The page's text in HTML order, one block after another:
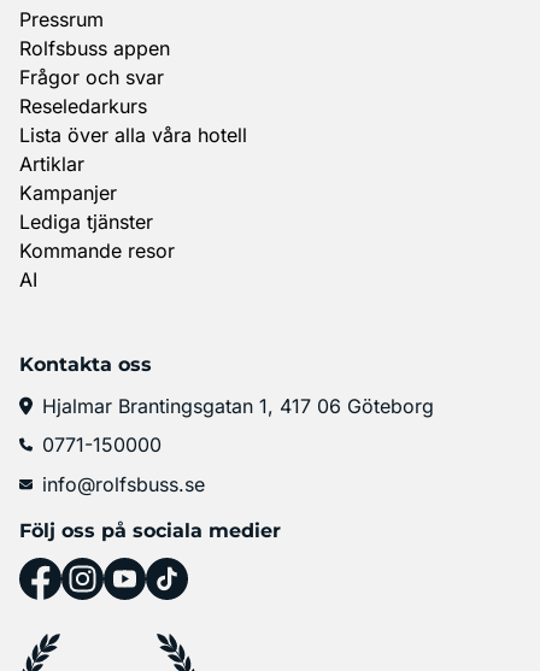
Pressrum
Rolfsbuss appen
Frågor och svar
Reseledarkurs
Lista över alla våra hotell
Artiklar
Kampanjer
Lediga tjänster
Kommande resor
AI
Kontakta oss
Hjalmar Brantingsgatan 1, 417 06 Göteborg
0771-150000
info@rolfsbuss.se
Följ oss på sociala medier